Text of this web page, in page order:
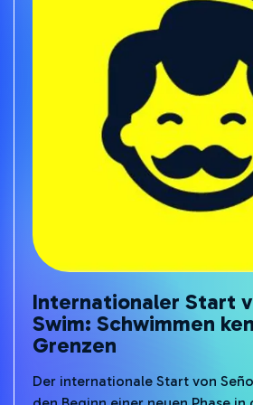
Verbindung und Freude.
Internationaler Start
Swim: Schwimmen
Grenzen
den Beginn einer neuen Phase